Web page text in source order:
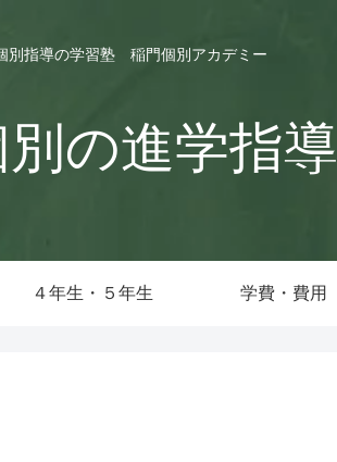
別指導の学習塾 稲門個別アカデミー
の進学指導
４年生・５年生 学費・費用